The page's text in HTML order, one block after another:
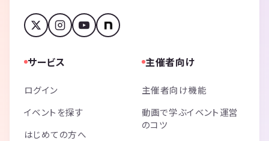
サービス
ログイン
イベントを探す
はじめての方へ
主催者向け
主催者向け機能
動画で学ぶイベント運営
のコツ